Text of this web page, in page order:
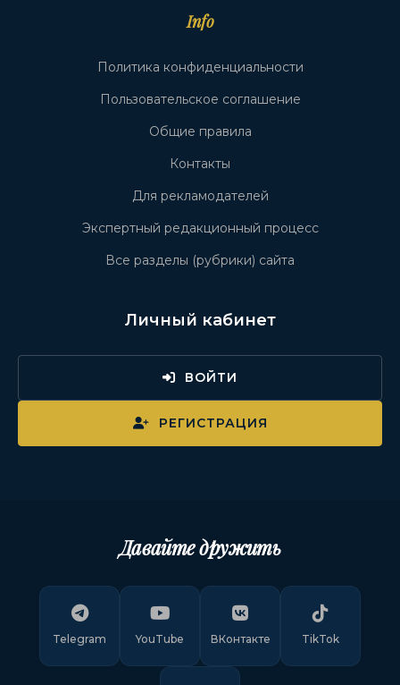
Info
Политика конфиденциальности
Пользовательское соглашение
Общие правила
Контакты
Для рекламодателей
Экспертный редакционный процесс
Все разделы (рубрики) сайта
Личный кабинет
ВОЙТИ
РЕГИСТРАЦИЯ
Давайте дружить
Telegram YouTube ВКонтакте TikTok